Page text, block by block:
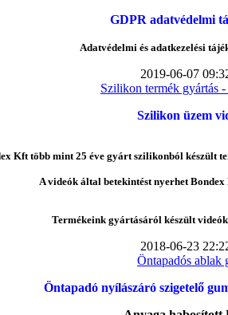
GDPR adatvédelmi
Adatvédelmi és adatkezelési
2019-06-07
Szilikon termék gyártás
Szilikon üzem
Kft több mint 25 éve gyárt szilikonból készült
A videók által betekintést nyerhet
Termékeink gyártásáról készült
2018-06-23
Öntapadós ablak
Öntapadó nyílászáró szigetelő